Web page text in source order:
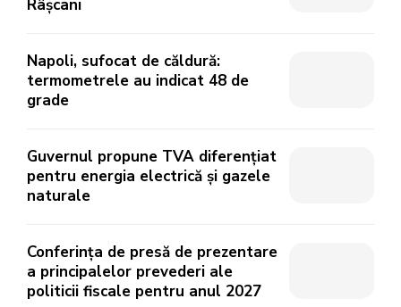
Râșcani
Napoli, sufocat de căldură:
termometrele au indicat 48 de
grade
Guvernul propune TVA diferențiat
pentru energia electrică și gazele
naturale
Conferința de presă de prezentare
a principalelor prevederi ale
politicii fiscale pentru anul 2027